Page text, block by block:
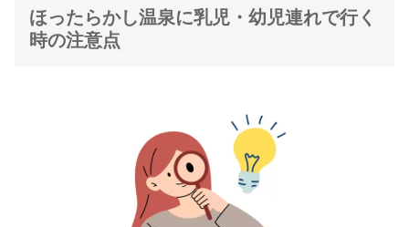
ほったらかし温泉に乳児・幼児連れで行く
時の注意点